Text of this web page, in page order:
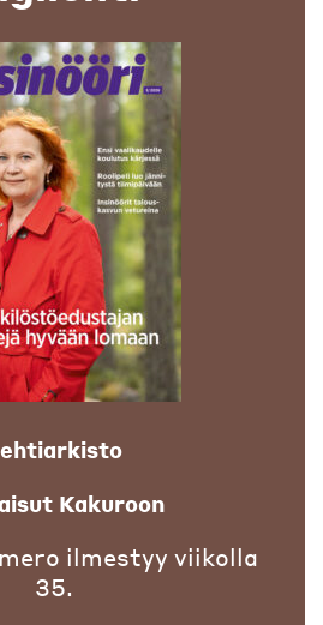
Kakuroon
ilmestyy viikolla
35.